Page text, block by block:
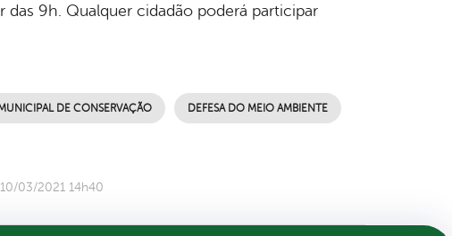
das 9h. Qualquer cidadão poderá participar
DE CONSERVAÇÃO DEFESA DO MEIO AMBIENTE
03/2021 14h40